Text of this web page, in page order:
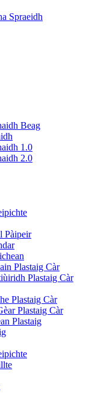
Spraeidh
Beag
1.0
2.0
Pàipeir
Plastaig Càr
Plastaig Càr
Plastaig Càr
Plastaig Càr
Plastaig